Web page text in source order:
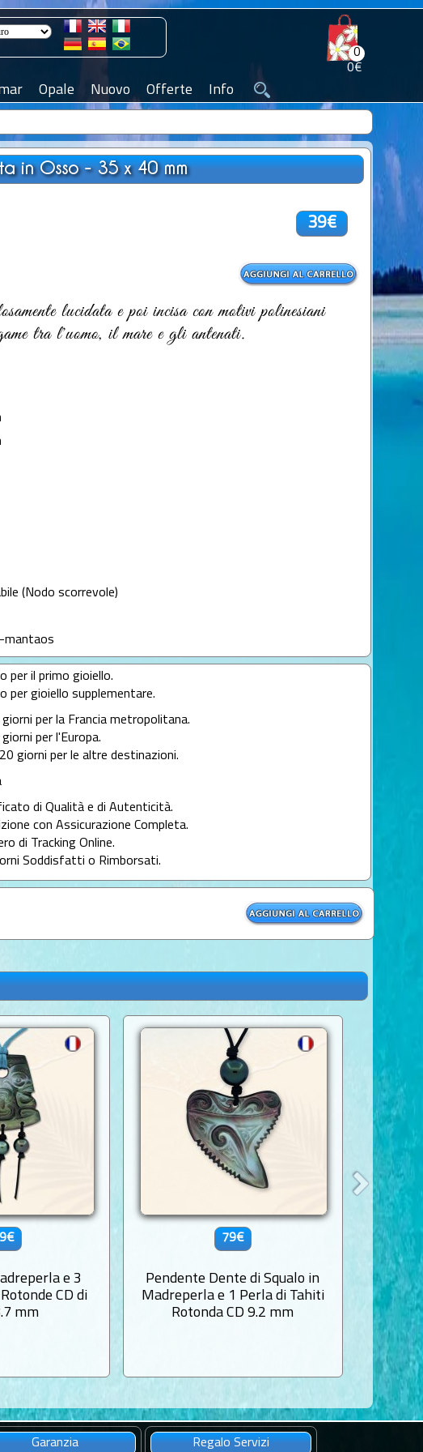
0
0€
Opale Nuovo Offerte Info
in Osso - 35 x 40 mm
39€
lucidata e poi incisa con motivi polinesiani
tra l'uomo, il mare e gli antenati.
(Nodo scorrevole)
mantaos
per il primo gioiello.
per gioiello supplementare.
per la Francia metropolitana.
per l'Europa.
giorni per le altre destinazioni.
di Qualità e di Autenticità.
con Assicurazione Completa.
di Tracking Online.
Soddisfatti o Rimborsati.
e 3
CD di
mm
79€
Pendente Dente di Squalo in
Madreperla e 1 Perla di Tahiti
Rotonda CD 9.2 mm
in
Garanzia Regalo Servizi